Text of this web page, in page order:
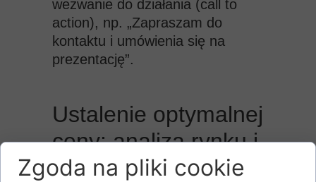
wezwanie do działania (call to
action), np. „Zapraszam do
kontaktu i umówienia się na
prezentację”.
Ustalenie optymalnej
ceny: analiza rynku i
strategia negocjacji
Zgoda na pliki cookie